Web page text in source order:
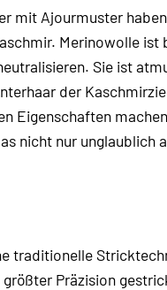
mit Ajourmuster
Merinowolle
Sie ist
der
Eigenschaften
nicht nur unglaublich
traditionelle
Präzision